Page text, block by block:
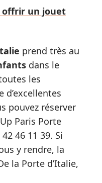
offrir un jouet
prend très au
dans le
les
pouvez réserver
Paris Porte
46 11 39. Si
y rendre, la
la Porte d’Italie,